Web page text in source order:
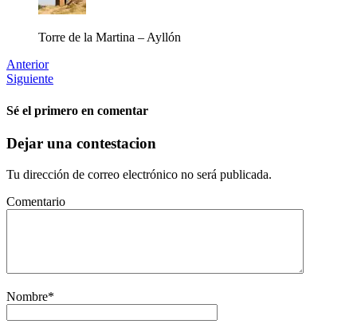
Torre de la Martina – Ayllón
Anterior
Siguiente
Sé el primero en comentar
Dejar una contestacion
Tu dirección de correo electrónico no será publicada.
Comentario
Nombre*